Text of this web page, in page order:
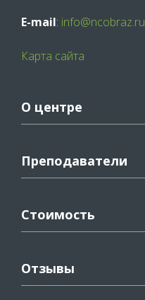
E-mail: info@ncobraz.ru
Карта сайта
О центре
Преподаватели
Стоимость
Отзывы